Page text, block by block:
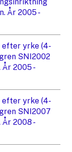
År 2005 -
efter yrke (4-
SNI2002
År 2005 -
efter yrke (4-
SNI2007
År 2008 -